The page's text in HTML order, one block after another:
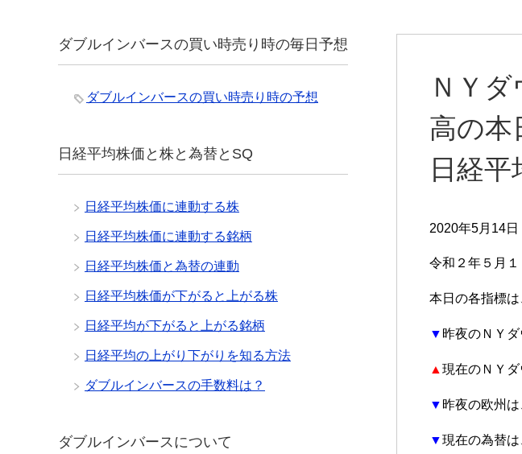
ＮＹ
高の本
日経平
2020年5月14日
令和２年５月
本日の各指標
▼ 昨夜のＮＹ
▲ 現在のＮＹ
▼ 昨夜の欧州
▼現在の為替
ダブルインバースの買い時売り時の毎日予想
ダブルインバースの買い時売り時の予想
日経平均株価と株と為替とSQ
日経平均株価に連動する株
日経平均株価に連動する銘柄
日経平均株価と為替の連動
日経平均株価が下がると上がる株
日経平均が下がると上がる銘柄
日経平均の上がり下がりを知る方法
ダブルインバースの手数料は？
ダブルインバースについて